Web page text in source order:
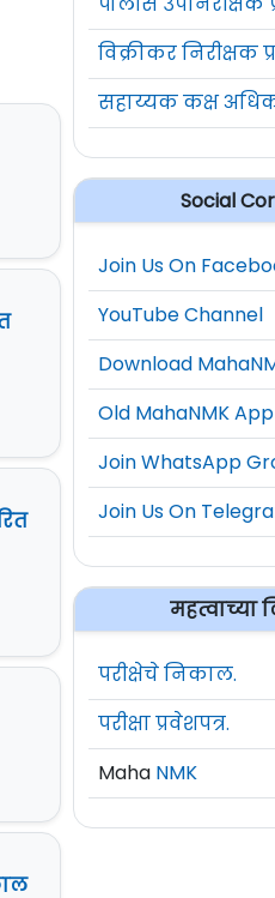
Social
Join Us On
YouTube Channel
Download
Old MahaNMK App
Join WhatsApp
Join Us On
महत्वाच्या
परीक्षेचे निकाल.
परीक्षा प्रवेशपत्र.
Maha NMK